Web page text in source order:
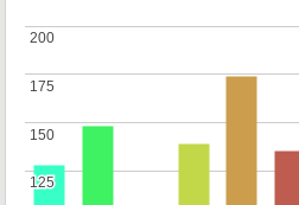
125
125
150
150
175
175
200
200